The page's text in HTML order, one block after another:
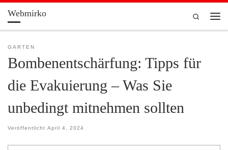
Zum Inhalt springen
Webmirko
Search
GARTEN
Bombenentschärfung: Tipps für
die Evakuierung – Was Sie
unbedingt mitnehmen sollten
Veröffentlicht April 4, 2024